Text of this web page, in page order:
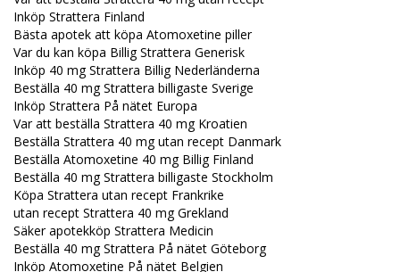
Inköp Strattera Finland
Bästa apotek att köpa Atomoxetine piller
Var du kan köpa Billig Strattera Generisk
Inköp 40 mg Strattera Billig Nederländerna
Beställa 40 mg Strattera billigaste Sverige
Inköp Strattera På nätet Europa
Var att beställa Strattera 40 mg Kroatien
Beställa Strattera 40 mg utan recept Danmark
Beställa Atomoxetine 40 mg Billig Finland
Beställa 40 mg Strattera billigaste Stockholm
Köpa Strattera utan recept Frankrike
utan recept Strattera 40 mg Grekland
Säker apotekköp Strattera Medicin
Beställa 40 mg Strattera På nätet Göteborg
Inköp Atomoxetine På nätet Belgien